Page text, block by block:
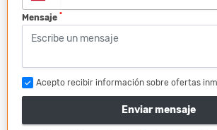
Mensaje *
Acepto recibir información sobre ofertas
Enviar mensaje